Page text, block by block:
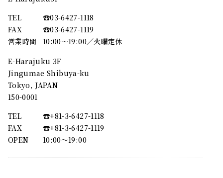
TEL
☎︎03-6427-1118
FAX
☎︎03-6427-1119
営業時間
10:00～19:00／火曜定休
E-Harajuku 3F
Jingumae Shibuya-ku
Tokyo, JAPAN
150-0001
TEL
☎︎+81-3-6427-1118
FAX
☎︎+81-3-6427-1119
OPEN
10:00〜19:00